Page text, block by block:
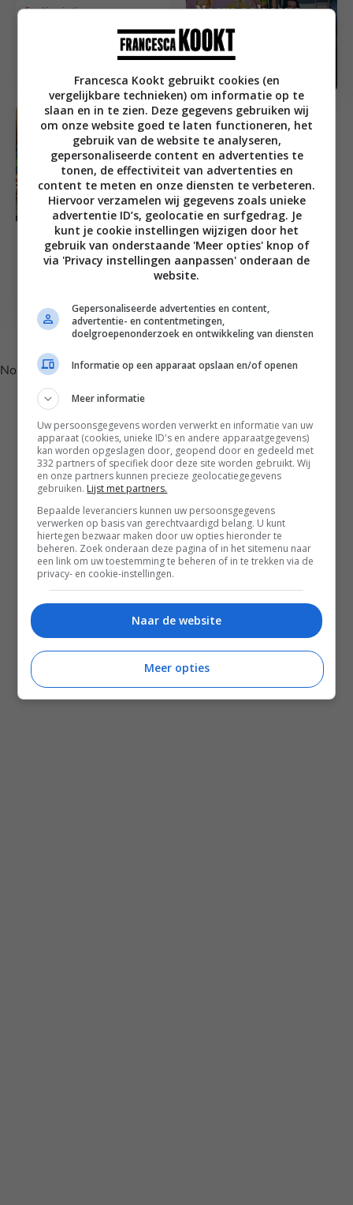
chocoladetruffels met
Food inspiratie
Neem ook eens
een kijkje in
Francesca's
webshop
3 nieuwe foodbox
concepten om in te
Food inspiratie
Volg je mij al op Instagram?
No posts found.
Disclaimer
Privacy voorwaarden
Contact
Instagram
Facebook
Pinterest
Home
Francesca Kookt gebruikt cookies (en
vergelijkbare technieken) om informatie op te
slaan en in te zien. Deze gegevens gebruiken wij
om onze website goed te laten functioneren, het
gebruik van de website te analyseren,
gepersonaliseerde content en advertenties te
tonen, de effectiviteit van advertenties en
content te meten en onze diensten te verbeteren.
Hiervoor verzamelen wij gegevens zoals unieke
advertentie ID’s, geolocatie en surfgedrag. Je
kunt je cookie instellingen wijzigen door het
gebruik van onderstaande 'Meer opties' knop of
via 'Privacy instellingen aanpassen' onderaan de
website.
Gepersonaliseerde advertenties en content,
advertentie- en contentmetingen,
doelgroepenonderzoek en ontwikkeling van diensten
Informatie op een apparaat opslaan en/of openen
Meer informatie
Uw persoonsgegevens worden verwerkt en informatie van uw
apparaat (cookies, unieke ID's en andere apparaatgegevens)
kan worden opgeslagen door, geopend door en gedeeld met
332 partners of specifiek door deze site worden gebruikt. Wij
en onze partners kunnen precieze geolocatiegegevens
gebruiken. Lijst met partners.
Bepaalde leveranciers kunnen uw persoonsgegevens
verwerken op basis van gerechtvaardigd belang. U kunt
hiertegen bezwaar maken door uw opties hieronder te
beheren. Zoek onderaan deze pagina of in het sitemenu naar
een link om uw toestemming te beheren of in te trekken via de
privacy- en cookie-instellingen.
Naar de website
Meer opties